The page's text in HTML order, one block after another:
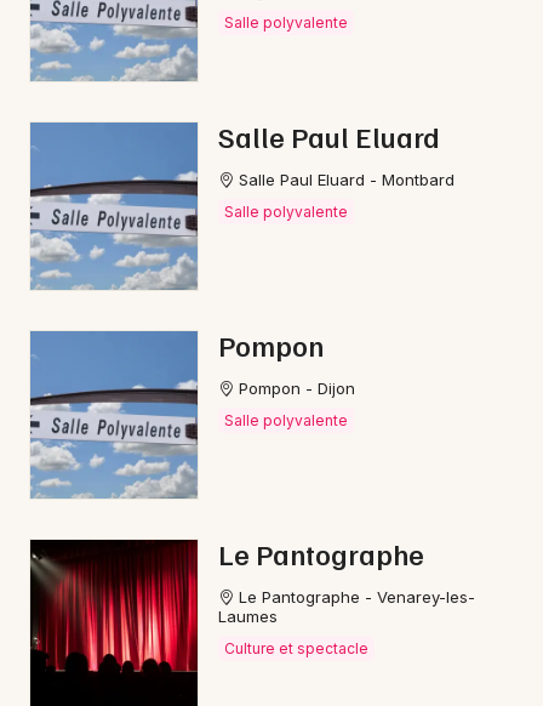
Salle polyvalente
Salle Paul Eluard
Salle Paul Eluard - Montbard
Salle polyvalente
Pompon
Pompon - Dijon
Salle polyvalente
Le Pantographe
Le Pantographe - Venarey-les-
Laumes
Culture et spectacle